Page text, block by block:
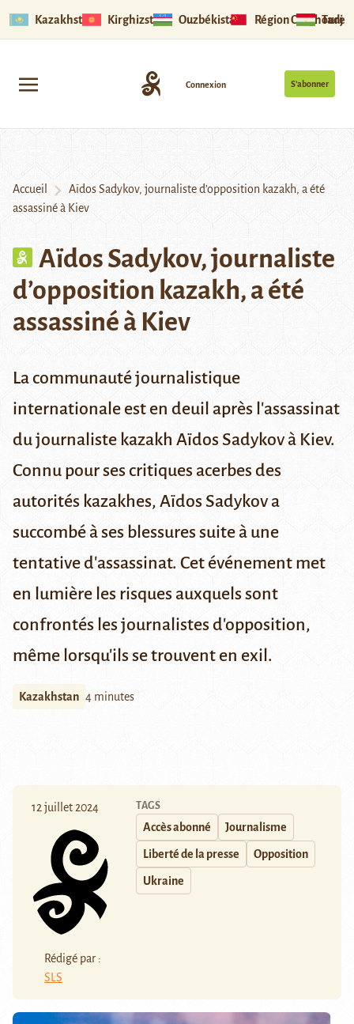
Kazakhstan Kirghizstan Ouzbékistan Région Ouïghoure
S’abonner
Connexion
Accueil
Aïdos Sadykov, journaliste d’opposition kazakh, a été
assassiné à Kiev
Aïdos Sadykov, journaliste
d’opposition kazakh, a été
assassiné à Kiev
La communauté journalistique
internationale est en deuil après l'assassinat
du journaliste kazakh Aïdos Sadykov à Kiev.
Connu pour ses critiques acerbes des
autorités kazakhes, Aïdos Sadykov a
succombé à ses blessures suite à une
tentative d'assassinat. Cet événement met
en lumière les risques auxquels sont
confrontés les journalistes d'opposition,
même lorsqu'ils se trouvent en exil.
Kazakhstan 4 minutes
12 juillet 2024
Rédigé par :
SLS
TAGS
Accès abonné Journalisme
Liberté de la presse Opposition
Ukraine